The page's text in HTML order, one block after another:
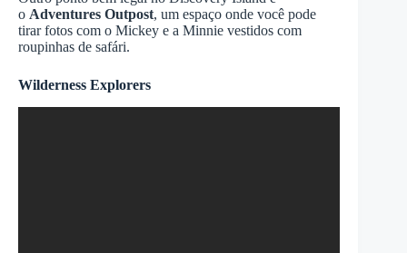
o Adventures Outpost, um espaço onde você pode
tirar fotos com o Mickey e a Minnie vestidos com
roupinhas de safári.
Wilderness Explorers